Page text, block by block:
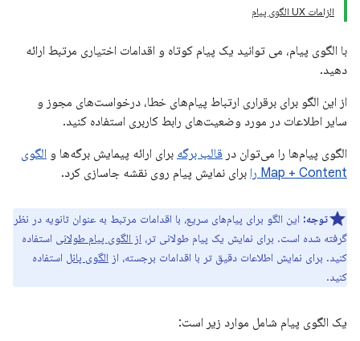
الزامات UX الگوی پیام
با الگوی پیام، می توانید یک پیام کوتاه و اقدامات اختیاری مرتبط ارائه
دهید.
از این الگو برای برقراری ارتباط پیام‌های خطا، درخواست‌های مجوز و
سایر اطلاعات در مورد وضعیت‌های رابط کاربری استفاده کنید.
الگوی پیام‌ها را می‌توان در قالب برگه برای ارائه پیمایش برگه‌ها و الگوی
Map + Content را
برای نمایش پیام روی نقشه جاسازی کرد.
توجه: این الگو برای پیام‌های سریع، با اقدامات مرتبط به عنوان ثانویه در نظر
گرفته شده است. برای نمایش یک پیام طولانی تر، از الگوی پیام طولانی استفاده
کنید. برای نمایش اطلاعات دقیق تر با اقدامات برجسته، از الگوی پانل استفاده
کنید.
یک الگوی پیام شامل موارد زیر است: